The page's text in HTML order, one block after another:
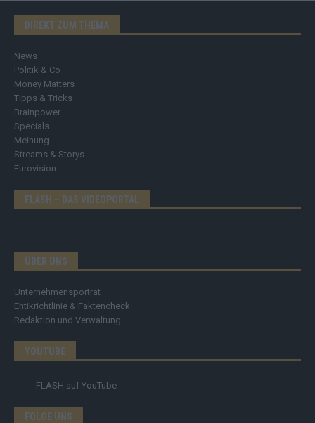
DIREKT ZUM THEMA
News
Politik & Co
Money Matters
Tipps & Tricks
Brainpower
Specials
Meinung
Streams & Storys
Eurovision
FLASH – DAS VIDEOPORTAL
ÜBER UNS
Unternehmensporträt
Ehtikrichtlinie & Faktencheck
Redaktion und Verwaltung
YOUTUBE
FLASH auf YouTube
FOLGE UNS